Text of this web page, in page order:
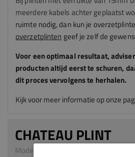
meerdere kabels achter geplaatst
ruimte nodig, dan kun je
overzetplinten geef je zelf de
Voor een optimaal resultaat,
producten altijd eerst te schuren,
dit proces vervolgens te herhalen.
Kijk voor meer informatie op onze
CHATEAU PLINT
Model 0138 | 18 x 140 mm | MDF v313